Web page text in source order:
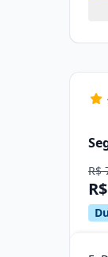
R$